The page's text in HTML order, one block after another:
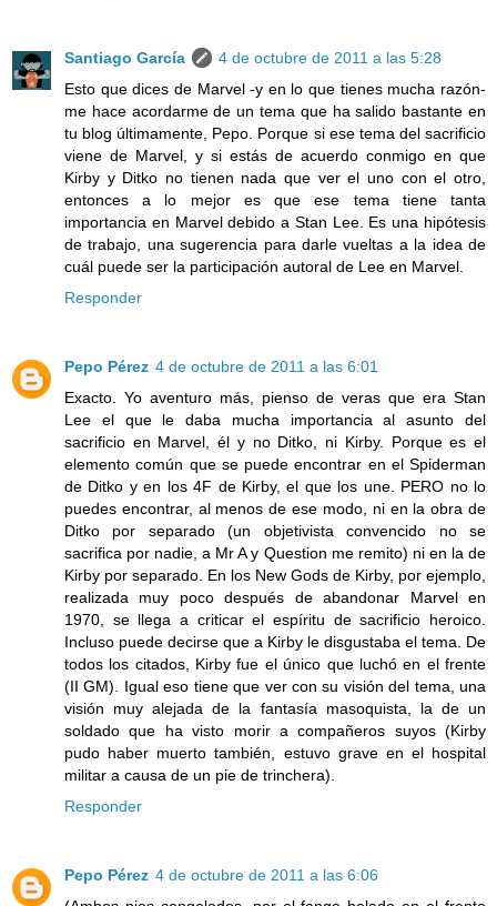
Santiago García
4 de octubre de 2011 a las 5:28
Esto que dices de Marvel -y en lo que tienes mucha razón-
me hace acordarme de un tema que ha salido bastante en
tu blog últimamente, Pepo. Porque si ese tema del sacrificio
viene de Marvel, y si estás de acuerdo conmigo en que
Kirby y Ditko no tienen nada que ver el uno con el otro,
entonces a lo mejor es que ese tema tiene tanta
importancia en Marvel debido a Stan Lee. Es una hipótesis
de trabajo, una sugerencia para darle vueltas a la idea de
cuál puede ser la participación autoral de Lee en Marvel.
Responder
Pepo Pérez 4 de octubre de 2011 a las 6:01
Exacto. Yo aventuro más, pienso de veras que era Stan
Lee el que le daba mucha importancia al asunto del
sacrificio en Marvel, él y no Ditko, ni Kirby. Porque es el
elemento común que se puede encontrar en el Spiderman
de Ditko y en los 4F de Kirby, el que los une. PERO no lo
puedes encontrar, al menos de ese modo, ni en la obra de
Ditko por separado (un objetivista convencido no se
sacrifica por nadie, a Mr A y Question me remito) ni en la de
Kirby por separado. En los New Gods de Kirby, por ejemplo,
realizada muy poco después de abandonar Marvel en
1970, se llega a criticar el espíritu de sacrificio heroico.
Incluso puede decirse que a Kirby le disgustaba el tema. De
todos los citados, Kirby fue el único que luchó en el frente
(II GM). Igual eso tiene que ver con su visión del tema, una
visión muy alejada de la fantasía masoquista, la de un
soldado que ha visto morir a compañeros suyos (Kirby
pudo haber muerto también, estuvo grave en el hospital
militar a causa de un pie de trinchera).
Responder
Pepo Pérez 4 de octubre de 2011 a las 6:06